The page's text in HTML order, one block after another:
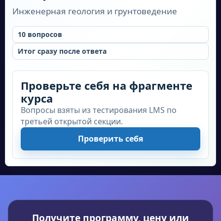
Инженерная геология и грунтоведение
10 вопросов
Итог сразу после ответа
Проверьте себя на фрагменте
курса
Вопросы взяты из тестирования LMS по
третьей открытой секции.
Проверить себя
Получите программу, цену или